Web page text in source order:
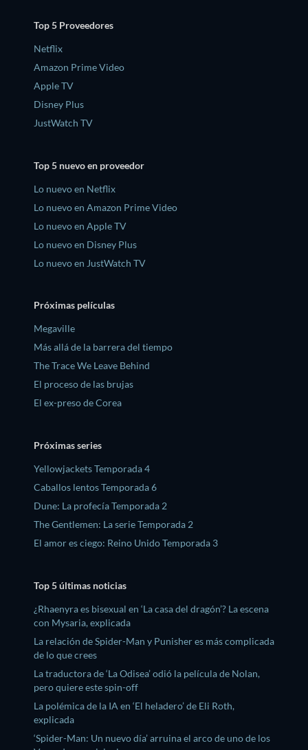
Top 5 Proveedores
Netflix
Amazon Prime Video
Apple TV
Disney Plus
JustWatch TV
Top 5 nuevo en proveedor
Lo nuevo en Netflix
Lo nuevo en Amazon Prime Video
Lo nuevo en Apple TV
Lo nuevo en Disney Plus
Lo nuevo en JustWatch TV
Próximas películas
Megaville
Más allá de la barrera del tiempo
The Trace We Leave Behind
El proceso de las brujas
El ex-preso de Corea
Próximas series
Yellowjackets Temporada 4
Caballos lentos Temporada 6
Dune: La profecía Temporada 2
The Gentlemen: La serie Temporada 2
El amor es ciego: Reino Unido Temporada 3
Top 5 últimas noticias
¿Rhaenyra es bisexual en ‘La casa del dragón’? La escena
con Mysaria, explicada
La relación de Spider-Man y Punisher es más complicada
de lo que crees
La traductora de ‘La Odisea’ odió la película de Nolan,
pero quiere este spin-off
La polémica de la IA en ‘El heladero’ de Eli Roth,
explicada
‘Spider-Man: Un nuevo día’ arruina el arco de uno de los